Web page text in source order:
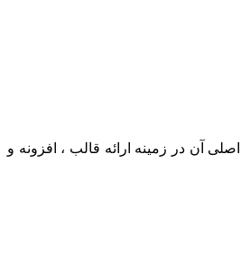
بنا شده است. که فعالیت اصلی آن در زمینه ارائه قالب ، افزونه و